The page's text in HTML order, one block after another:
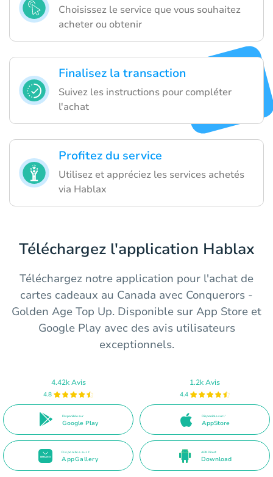
Choisissez le service que vous souhaitez
acheter ou obtenir
Finalisez la transaction
Suivez les instructions pour compléter
l'achat
Profitez du service
Utilisez et appréciez les services achetés
via Hablax
Téléchargez l'application Hablax
Téléchargez notre application pour l'achat de
cartes cadeaux au Canada avec Conquerors -
Golden Age Top Up. Disponible sur App Store et
Google Play avec des avis utilisateurs
exceptionnels.
4.42k Avis
4.8
Disponible sur
Google Play
1.2k Avis
4.4
Disponible sur l'
AppStore
Disponible sur l'
AppGallery
APK Direct
Download